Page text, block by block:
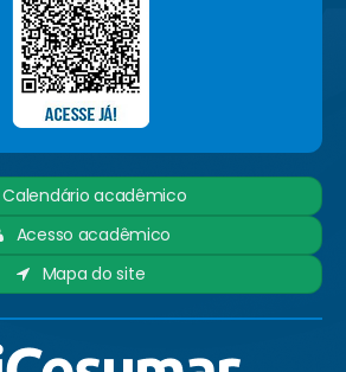
Calendário acadêmico
Acesso acadêmico
Mapa do site